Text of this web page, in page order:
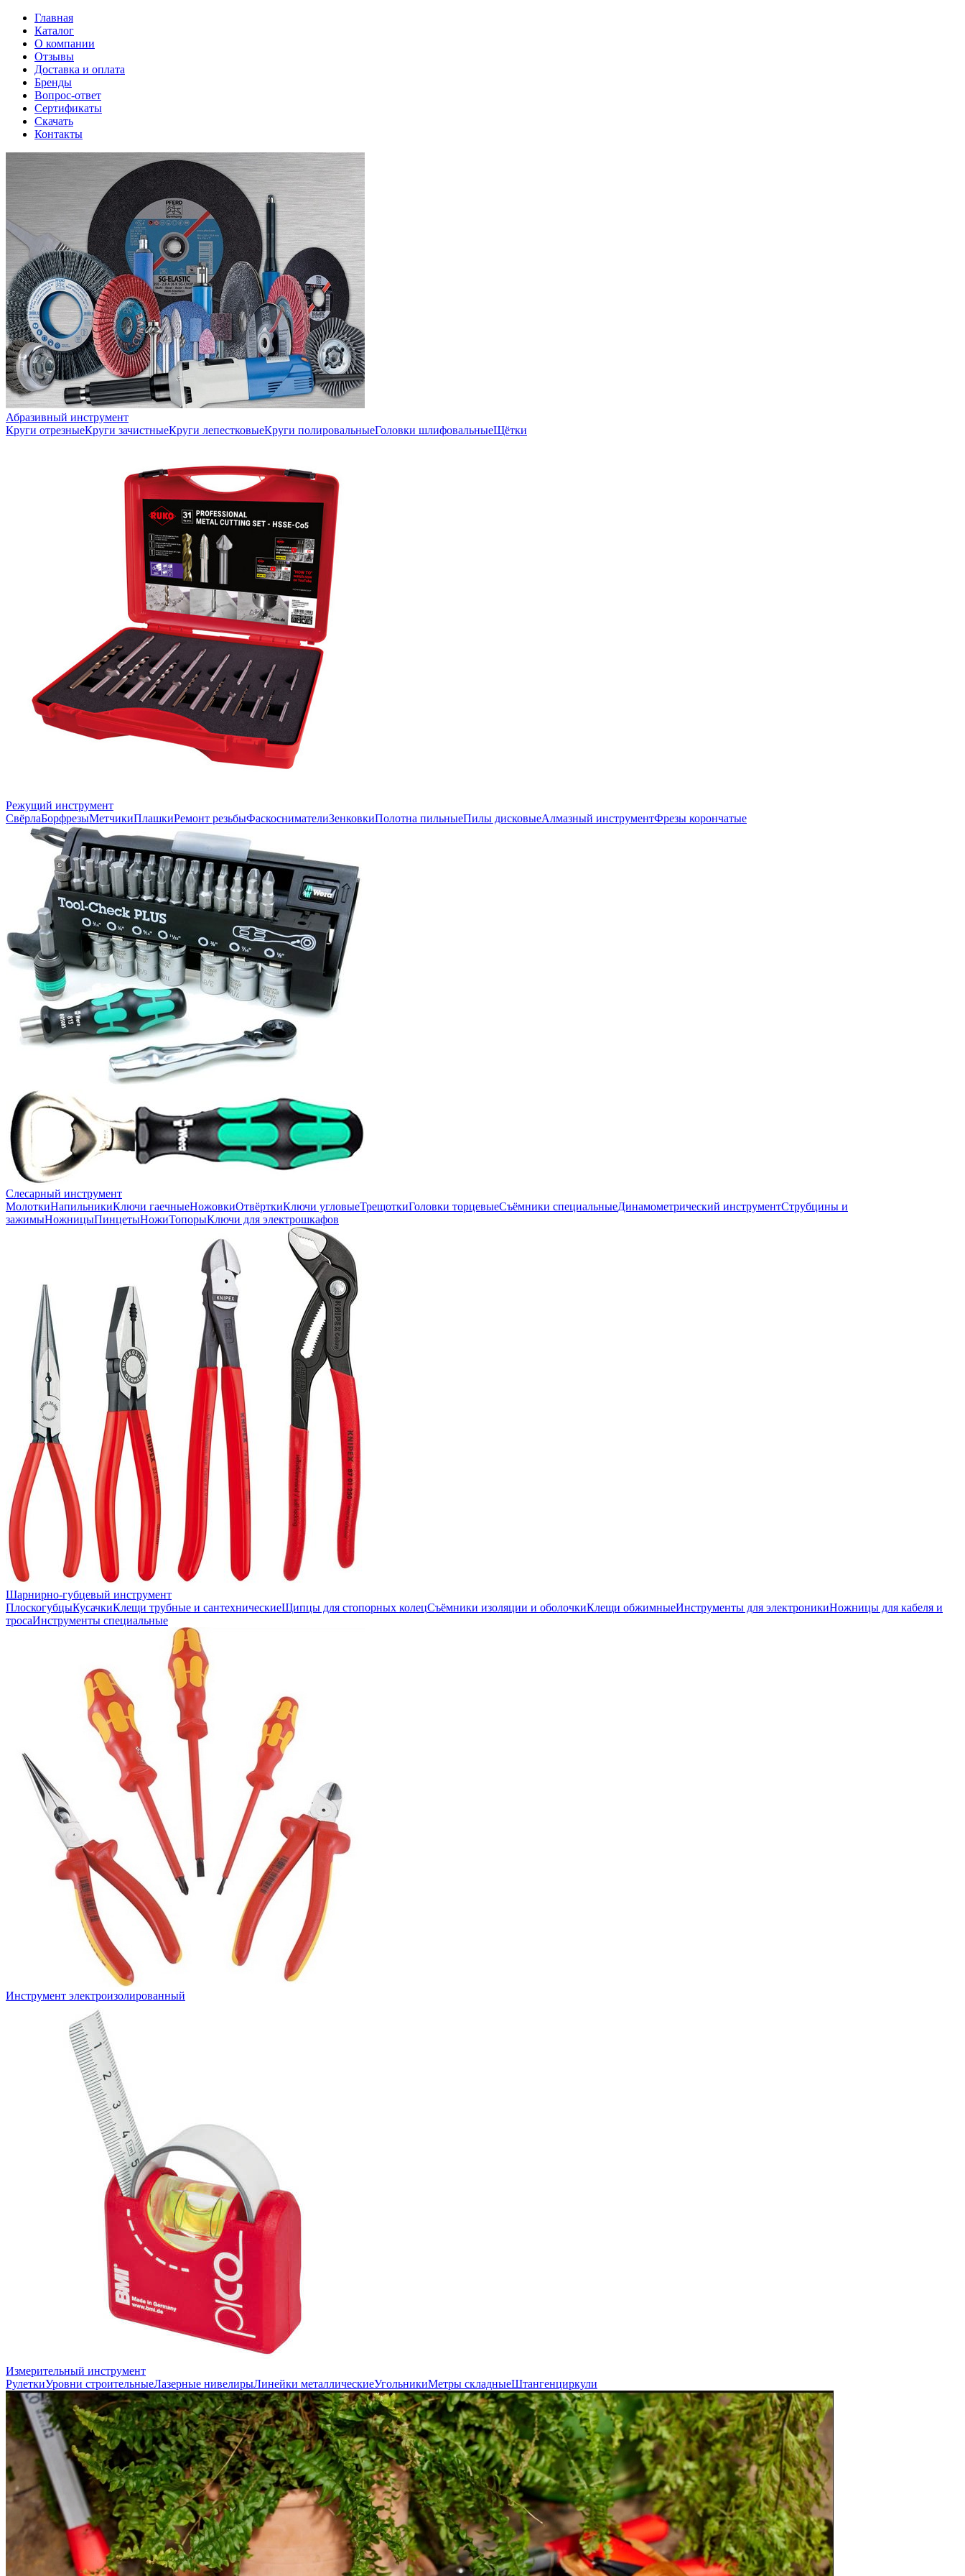
Главная
Каталог
О компании
Отзывы
Доставка и оплата
Бренды
Вопрос-ответ
Сертификаты
Скачать
Контакты
Абразивный инструмент
Круги отрезныеКруги зачистныеКруги лепестковыеКруги полировальныеГоловки шлифовальныеЩётки
Режущий инструмент
СвёрлаБорфрезыМетчикиПлашкиРемонт резьбыФаскоснимателиЗенковкиПолотна пильныеПилы дисковыеАлмазный инструментФрезы корончатые
Слесарный инструмент
МолоткиНапильникиКлючи гаечныеНожовкиОтвёрткиКлючи угловыеТрещоткиГоловки торцевыеСъёмники специальныеДинамометрический инструментСтрубцины и
зажимыНожницыПинцетыНожиТопорыКлючи для электрошкафов
Шарнирно-губцевый инструмент
ПлоскогубцыКусачкиКлещи трубные и сантехническиеЩипцы для стопорных колецСъёмники изоляции и оболочкиКлещи обжимныеИнструменты для электроникиНожницы для кабеля и
тросаИнструменты специальные
Инструмент электроизолированный
Измерительный инструмент
РулеткиУровни строительныеЛазерные нивелирыЛинейки металлическиеУгольникиМетры складныеШтангенциркули